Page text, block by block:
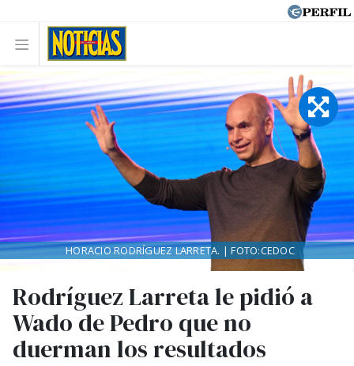
Rodríguez Larreta le pidió a
Wado de Pedro que no
duerman los resultados
HORACIO RODRÍGUEZ LARRETA. | FOTO:CEDOC